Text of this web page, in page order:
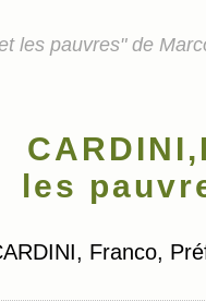
les pauvres" de
les
Franco,